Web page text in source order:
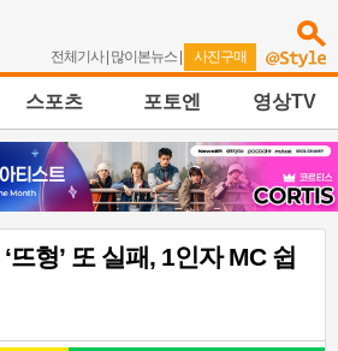
전체기사| 많이본뉴스 | 사진구매
스포츠 포토엔 영상TV
뜨형’ 또 실패, 1인자 MC 쉽